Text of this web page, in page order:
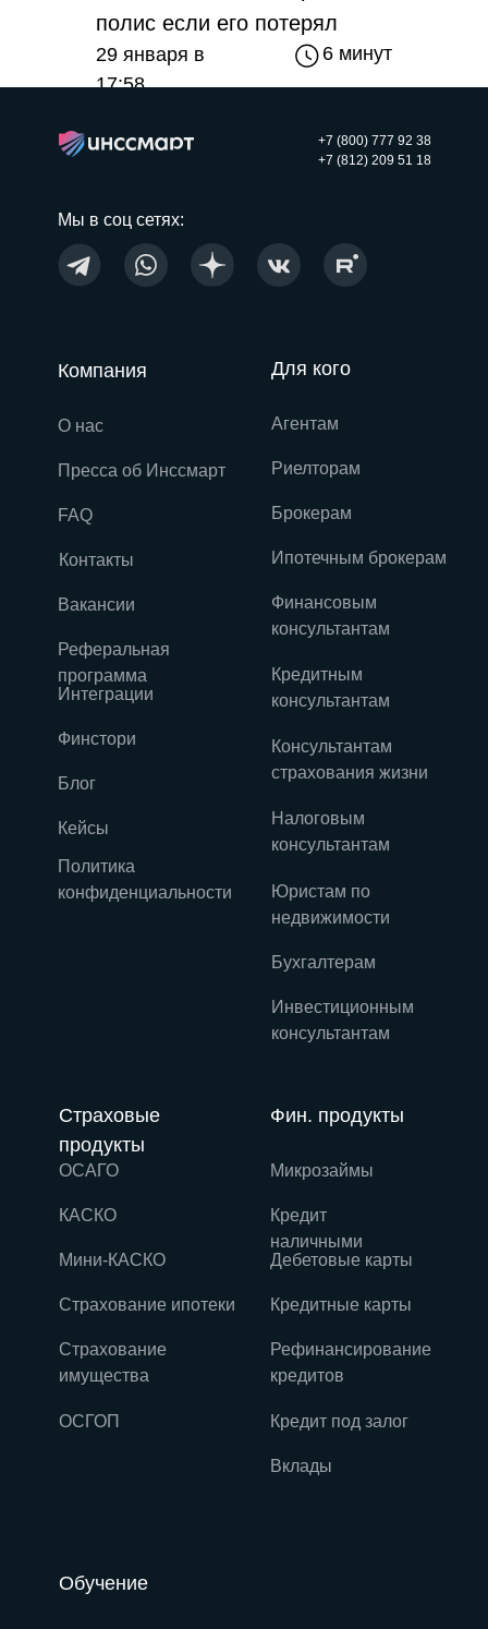
полис если его потерял
29 января в
17:58
6 минут
+7 (800) 777 92 38
+7 (812) 209 51 18
Мы в соц сетях:
Для кого
Агентам
Риелторам
Брокерам
Ипотечным брокерам
Кредитным
консультантам
Консультантам
страхования жизни
Налоговым
консультантам
Инвестиционным
консультантам
Бухгалтерам
Юристам по
недвижимости
Финансовым
консультантам
Рефинансирование
кредитов
Вклады
Кредит под залог
Кредитные карты
Дебетовые карты
Кредит
наличными
Микрозаймы
Фин. продукты
Обучение
Страхование
имущества
ОСГОП
Страхование ипотеки
Мини-КАСКО
КАСКО
ОСАГО
Страховые
продукты
Компания
О нас
Пресса об Инссмарт
FAQ
Контакты
Вакансии
Реферальная
программа
Политика
конфиденциальности
Кейсы
Блог
Финстори
Интеграции